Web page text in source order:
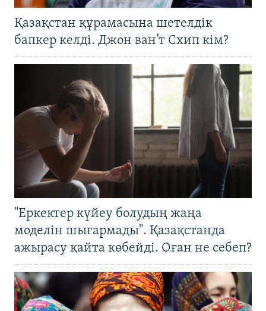
Қазақстан құрамасына шетелдік
бапкер келді. Джон ван’т Схип кім?
"Еркектер күйеу болудың жаңа
моделін шығармады". Қазақстанда
ажырасу қайта көбейді. Оған не себеп?